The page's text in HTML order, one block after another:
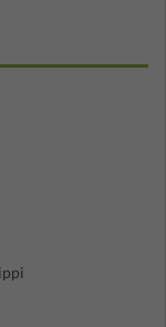
koła z ciemnego